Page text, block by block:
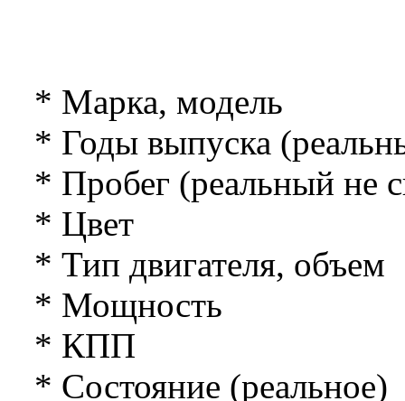
* Марка, модель
* Годы выпуска
* Пробег (реальный не
* Цвет
* Тип двигателя, объем
* Мощность
* КПП
* Состояние (реальное)